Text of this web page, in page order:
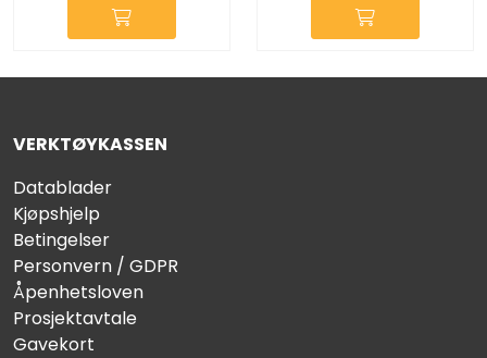
VERKTØYKASSEN
Datablader
Kjøpshjelp
Betingelser
Personvern / GDPR
Åpenhetsloven
Prosjektavtale
Gavekort